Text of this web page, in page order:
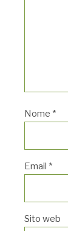
Nome *
Email *
Sito web